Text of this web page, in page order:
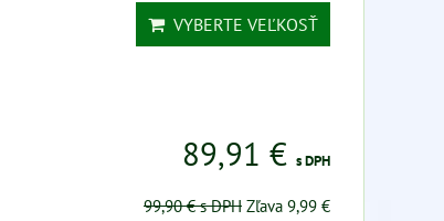
VYBERTE VEĽKOSŤ
89,91 € s DPH
99,90 €s DPH Zľava 9,99 €